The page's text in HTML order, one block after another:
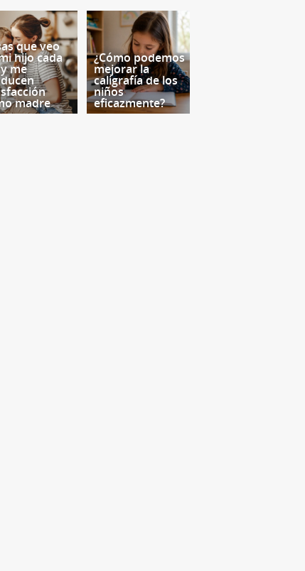
que veo
hijo cada
me
madre
¿Cómo podemos
mejorar la
caligrafía de los
niños
eficazmente?